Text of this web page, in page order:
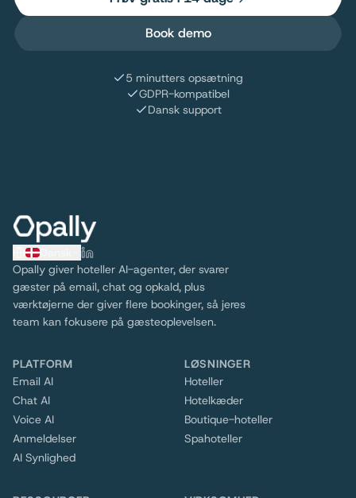
Book demo
5 minutters opsætning
GDPR-kompatibel
Dansk support
Opally giver hoteller AI-agenter, der svarer
gæster på email, chat og opkald, plus
værktøjerne der giver flere bookinger, så jeres
team kan fokusere på gæsteoplevelsen.
PLATFORM
Email AI
Chat AI
Voice AI
Anmeldelser
AI Synlighed
LØSNINGER
Hoteller
Hotelkæder
Boutique-hoteller
Spahoteller